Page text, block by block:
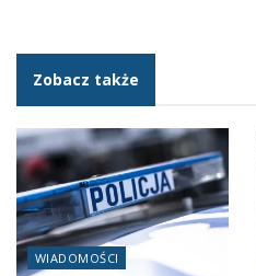
Zobacz także
WIADOMOŚCI